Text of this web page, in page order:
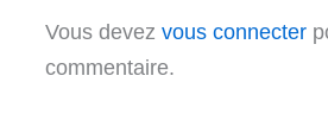
Vous devezvous connecter
commentaire.